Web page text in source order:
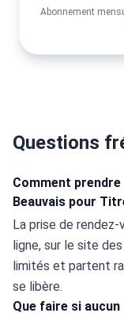
Abonnement
Questions
Comment
Beauvais pour
La prise de
ligne, sur le site
limités et partent
se libère.
Que faire si aucun